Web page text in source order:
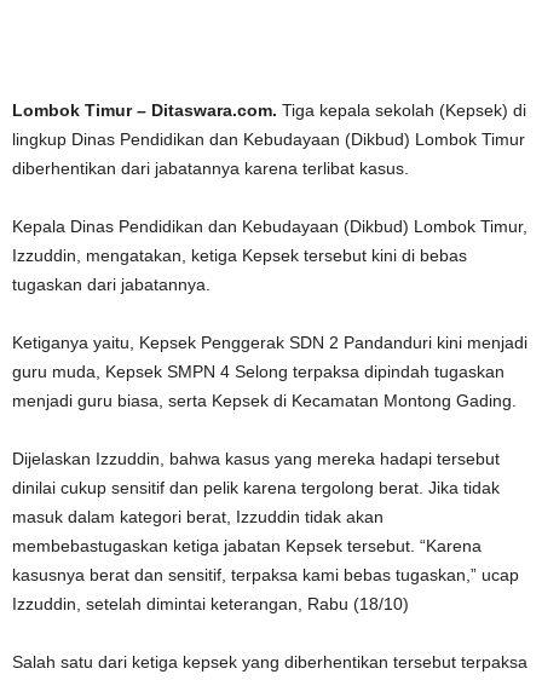
Lombok Timur – Ditaswara.com. Tiga kepala sekolah (Kepsek) di
lingkup Dinas Pendidikan dan Kebudayaan (Dikbud) Lombok Timur
diberhentikan dari jabatannya karena terlibat kasus.
Kepala Dinas Pendidikan dan Kebudayaan (Dikbud) Lombok Timur,
Izzuddin, mengatakan, ketiga Kepsek tersebut kini di bebas
tugaskan dari jabatannya.
Ketiganya yaitu, Kepsek Penggerak SDN 2 Pandanduri kini menjadi
guru muda, Kepsek SMPN 4 Selong terpaksa dipindah tugaskan
menjadi guru biasa, serta Kepsek di Kecamatan Montong Gading.
Dijelaskan Izzuddin, bahwa kasus yang mereka hadapi tersebut
dinilai cukup sensitif dan pelik karena tergolong berat. Jika tidak
masuk dalam kategori berat, Izzuddin tidak akan
membebastugaskan ketiga jabatan Kepsek tersebut. “Karena
kasusnya berat dan sensitif, terpaksa kami bebas tugaskan,” ucap
Izzuddin, setelah dimintai keterangan, Rabu (18/10)
Salah satu dari ketiga kepsek yang diberhentikan tersebut terpaksa